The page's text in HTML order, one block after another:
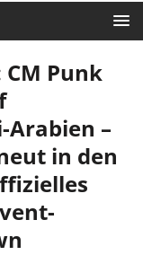
Punk
Arabien –
in den